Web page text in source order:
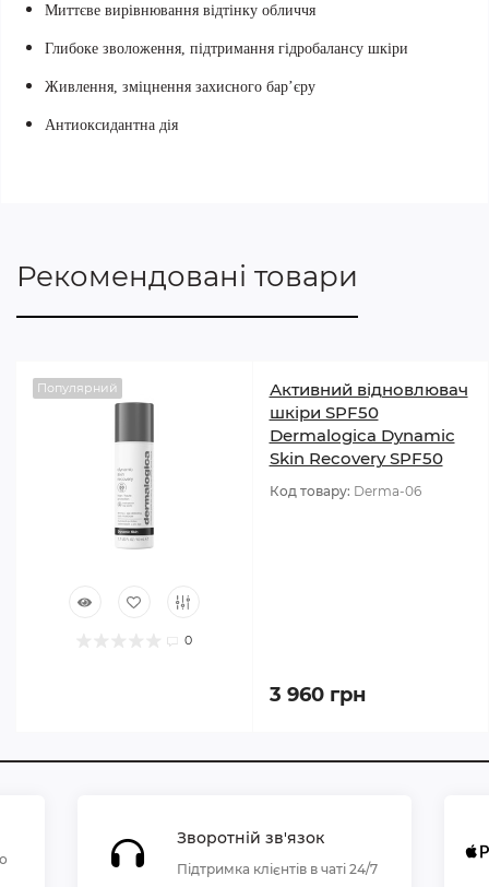
Миттєве вирівнювання відтінку обличчя
Глибоке зволоження, підтримання гідробалансу шкіри
Живлення, зміцнення захисного бар’єру
Антиоксидантна дія
Рекомендовані товари
Популярний
0
Активний відновлювач
шкіри SPF50
Dermalogica Dynamic
Skin Recovery SPF50
Код товару: Derma-06
3 960 грн
Зворотній зв'язок
Підтримка клієнтів в чаті 24/7